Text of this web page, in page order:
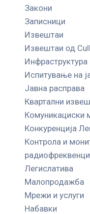
Закони
Записници
Извештаи
Извештаи од
Инфраструктура
Испитување на
Јавна расправа
Квартални
Комуникациски
Конкуренција
Контрола и
Легислатива
Малопродажба
Мрежи и услуги
Набавки